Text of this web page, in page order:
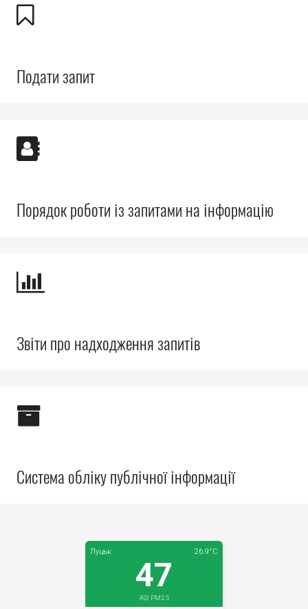
Подати запит
Порядок роботи із запитами на інформацію
Звіти про надходження запитів
Система обліку публічної інформації